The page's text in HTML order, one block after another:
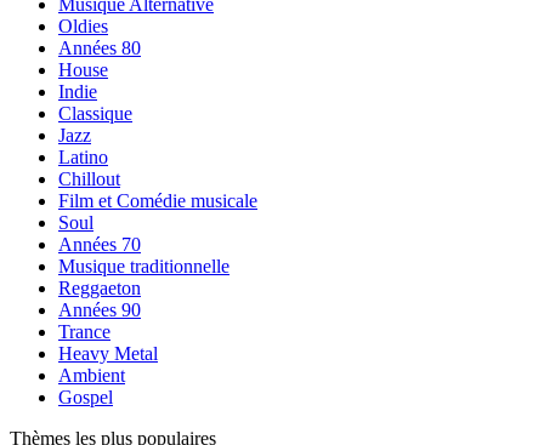
Musique Alternative
Oldies
Années 80
House
Indie
Classique
Jazz
Latino
Chillout
Film et Comédie musicale
Soul
Années 70
Musique traditionnelle
Reggaeton
Années 90
Trance
Heavy Metal
Ambient
Gospel
Thèmes les plus populaires